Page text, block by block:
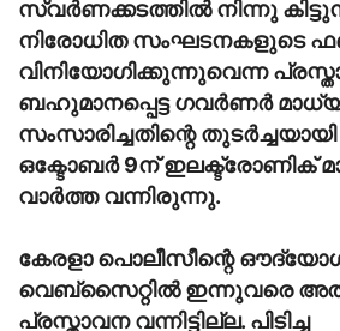
സ്വർണക്കടത്തിൽ നിന്നു
നിരോധിത സംഘടനകളുടെ
വിനിയോഗിക്കുന്നുവെന്ന
ബഹുമാനപ്പെട്ട ഗവർണർ
സംസാരിച്ചതിന്റെ
ഒക്ടോബർ 9ന് ഇലക്ട്രോണിക്
വാർത്ത വന്നിരുന്നു.
കേരളാ പൊലീസീന്റെ
വെബ്‌സൈറ്റിൽ ഇന്നുവരെ
പ്രസ്താവന വന്നിട്ടില്ല. പിടിച്ച